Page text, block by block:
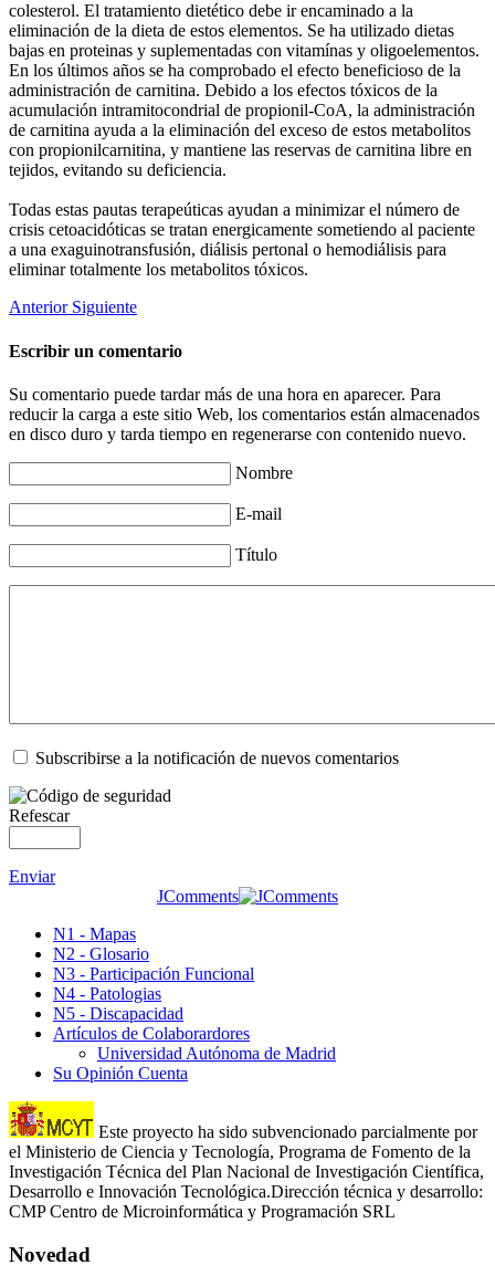
colesterol. El tratamiento dietético debe ir encaminado a la
eliminación de la dieta de estos elementos. Se ha utilizado dietas
bajas en proteinas y suplementadas con vitamínas y oligoelementos.
En los últimos años se ha comprobado el efecto beneficioso de la
administración de carnitina. Debido a los efectos tóxicos de la
acumulación intramitocondrial de propionil-CoA, la administración
de carnitina ayuda a la eliminación del exceso de estos metabolitos
con propionilcarnitina, y mantiene las reservas de carnitina libre en
tejidos, evitando su deficiencia.
Todas estas pautas terapeúticas ayudan a minimizar el número de
crisis cetoacidóticas se tratan energicamente sometiendo al paciente
a una exaguinotransfusión, diálisis pertonal o hemodiálisis para
eliminar totalmente los metabolitos tóxicos.
Anterior Siguiente
Escribir un comentario
Su comentario puede tardar más de una hora en aparecer. Para
reducir la carga a este sitio Web, los comentarios están almacenados
en disco duro y tarda tiempo en regenerarse con contenido nuevo.
Nombre
E-mail
Título
Subscribirse a la notificación de nuevos comentarios
Refescar
Enviar
JComments
N1 - Mapas
N2 - Glosario
N3 - Participación Funcional
N4 - Patologias
N5 - Discapacidad
Artículos de Colaborardores
Universidad Autónoma de Madrid
Su Opinión Cuenta
Este proyecto ha sido subvencionado parcialmente por
el Ministerio de Ciencia y Tecnología, Programa de Fomento de la
Investigación Técnica del Plan Nacional de Investigación Científica,
Desarrollo e Innovación Tecnológica.Dirección técnica y desarrollo:
CMP Centro de Microinformática y Programación SRL
Novedad